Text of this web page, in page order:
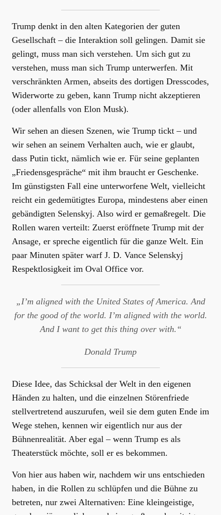
Trump denkt in den alten Kategorien der guten
Gesellschaft – die Interaktion soll gelingen. Damit sie
gelingt, muss man sich verstehen. Um sich gut zu
verstehen, muss man sich Trump unterwerfen. Mit
verschränkten Armen, abseits des dortigen Dresscodes,
Widerworte zu geben, kann Trump nicht akzeptieren
(oder allenfalls von Elon Musk).
Wir sehen an diesen Szenen, wie Trump tickt – und
wir sehen an seinem Verhalten auch, wie er glaubt,
dass Putin tickt, nämlich wie er. Für seine geplanten
„Friedensgespräche“ mit ihm braucht er Geschenke.
Im günstigsten Fall eine unterworfene Welt, vielleicht
reicht ein gedemütigtes Europa, mindestens aber einen
gebändigten Selenskyj. Also wird er gemaßregelt. Die
Rollen waren verteilt: Zuerst eröffnete Trump mit der
Ansage, er spreche eigentlich für die ganze Welt. Ein
paar Minuten später warf J. D. Vance Selenskyj
Respektlosigkeit im Oval Office vor.
„I’m aligned with the United States of America. And
for the good of the world. I’m aligned with the world.
And I want to get this thing over with.“
Donald Trump
Diese Idee, das Schicksal der Welt in den eigenen
Händen zu halten, und die einzelnen Störenfriede
stellvertretend auszurufen, weil sie dem guten Ende im
Wege stehen, kennen wir eigentlich nur aus der
Bühnenrealität. Aber egal – wenn Trump es als
Theaterstück möchte, soll er es bekommen.
Von hier aus haben wir, nachdem wir uns entschieden
haben, in die Rollen zu schlüpfen und die Bühne zu
betreten, nur zwei Alternativen: Eine kleingeistige,